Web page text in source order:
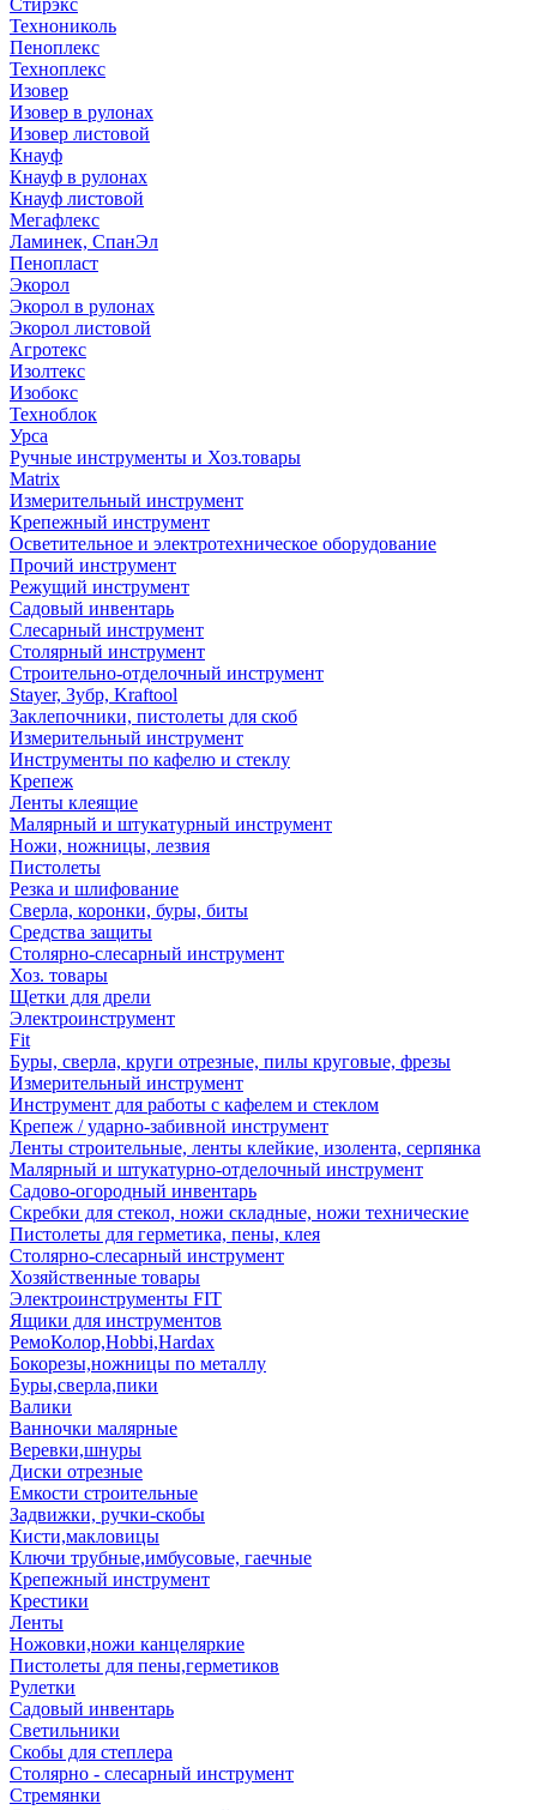
Стирэкс
Технониколь
Пеноплекс
Техноплекс
Изовер
Изовер в рулонах
Изовер листовой
Кнауф
Кнауф в рулонах
Кнауф листовой
Мегафлекс
Ламинек, СпанЭл
Пенопласт
Экорол
Экорол в рулонах
Экорол листовой
Агротекс
Изолтекс
Изобокс
Техноблок
Урса
Ручные инструменты и Хоз.товары
Matrix
Измерительный инструмент
Крепежный инструмент
Осветительное и электротехническое оборудование
Прочий инструмент
Режущий инструмент
Садовый инвентарь
Слесарный инструмент
Столярный инструмент
Строительно-отделочный инструмент
Stayer, Зубр, Kraftool
Заклепочники, пистолеты для скоб
Измерительный инструмент
Инструменты по кафелю и стеклу
Крепеж
Ленты клеящие
Малярный и штукатурный инструмент
Ножи, ножницы, лезвия
Пистолеты
Резка и шлифование
Сверла, коронки, буры, биты
Средства защиты
Столярно-слесарный инструмент
Хоз. товары
Щетки для дрели
Электроинструмент
Fit
Буры, сверла, круги отрезные, пилы круговые, фрезы
Измерительный инструмент
Инструмент для работы с кафелем и стеклом
Крепеж / ударно-забивной инструмент
Ленты строительные, ленты клейкие, изолента, серпянка
Малярный и штукатурно-отделочный инструмент
Садово-огородный инвентарь
Скребки для стекол, ножи складные, ножи технические
Пистолеты для герметика, пены, клея
Столярно-слесарный инструмент
Хозяйственные товары
Электроинструменты FIT
Ящики для инструментов
РемоКолор,Hobbi,Hardax
Бокорезы,ножницы по металлу
Буры,сверла,пики
Валики
Ванночки малярные
Веревки,шнуры
Диски отрезные
Емкости строительные
Задвижки, ручки-скобы
Кисти,макловицы
Ключи трубные,имбусовые, гаечные
Крепежный инструмент
Крестики
Ленты
Ножовки,ножи канцеляркие
Пистолеты для пены,герметиков
Рулетки
Садовый инвентарь
Светильники
Скобы для степлера
Столярно - слесарный инструмент
Стремянки